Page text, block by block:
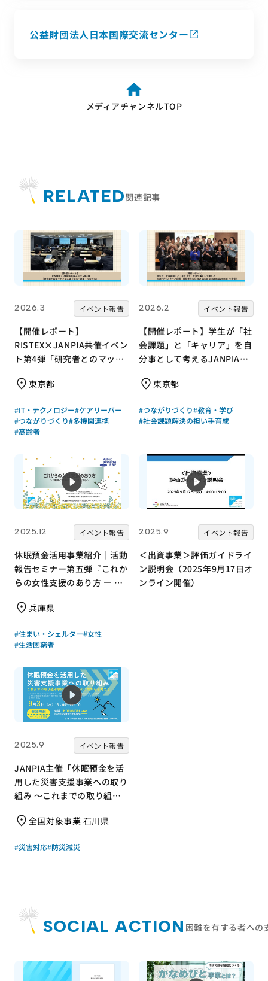
公益財団法人日本国際交流センター
メディアチャンネルTOP
RELATED関連記事
2026.3 イベント報告
【開催レポート】
RISTEX×JANPIA共催イベン
ト第4弾「研究者とのマッチ
がる』」
東京都
#IT・テクノロジー#ケアリーバー
#つながりづくり#多機関連携
#高齢者
2026.2 イベント報告
【開催レポート】学生が「社
会課題」と「キャリア」を自
分事として考えるJANPIAイ
めの Social
東京都
#つながりづくり#教育・学び
#社会課題解決の担い手育成
2025.12 イベント報告
休眠預金活用事業紹介｜活動
報告セミナー第五弾『これか
らの女性支援のあり方 ― 制
｜成果報告会
兵庫県
#住まい・シェルター#女性
#生活困窮者
2025.9 イベント報告
＜出資事業＞評価ガイドライ
ン説明会（2025年9月17日オ
ンライン開催）
2025.9 イベント報告
JANPIA主催「休眠預金を活
用した災害支援事業への取り
組み ～これまでの取り組み
考える～」（2025年9月3日
全国対象事業 石川県
#災害対応#防災減災
SOCIAL ACTION 困難を有する者への